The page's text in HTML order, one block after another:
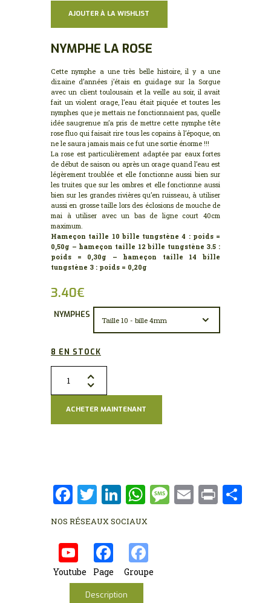
AJOUTER À LA WISHLIST
NYMPHE LA ROSE
Cette nymphe a une très belle histoire, il y a une
dizaine d’années j’étais en guidage sur la Sorgue
avec un client toulousain et la veille au soir, il avait
fait un violent orage, l’eau était piquée et toutes les
nymphes que je mettais ne fonctionnaient pas, quelle
idée saugrenue m’a pris de mettre cette nymphe tête
rose fluo qui faisait rire tous les copains à l’époque, on
ne le saura jamais mais ce fut une sortie énorme !!!
La rose est particulièrement adaptée par eaux fortes
de début de saison ou après un orage quand l’eau est
légèrement troublée et elle fonctionne aussi bien sur
les truites que sur les ombres et elle fonctionne aussi
bien sur les grandes rivières qu’en ruisseau, à utiliser
aussi en grosse taille lors des éclosions de mouche de
mai à utiliser avec un bas de ligne court 40cm
maximum.
Hameçon taille 10 bille tungstène 4 : poids =
0,50g – hameçon taille 12 bille tungstène 3.5 :
poids = 0,30g – hameçon taille 14 bille
tungstène 3 : poids = 0,20g
3.40€
NYMPHES
8 EN STOCK
Rose
ACHETER MAINTENANT
F
a
ce
b
o
o
T
w
it
te
r
Li
n
k
e
dI
n
W
h
at
s
A
M E P
NOS RÉSEAUX SOCIAUX
Youtube Page Groupe
Description